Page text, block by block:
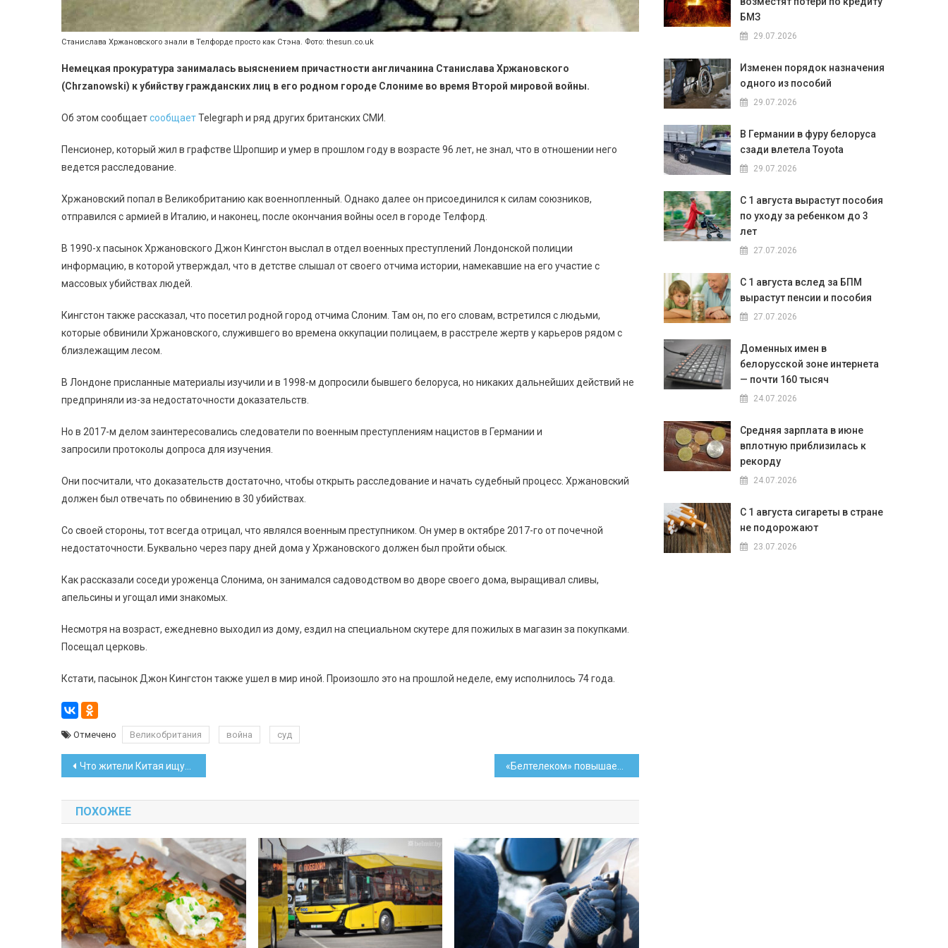
Станислава Хржановского знали в Телфорде просто как Стэна. Фото: thesun.co.uk
Немецкая прокуратура занималась выяснением причастности англичанина Станислава Хржановского
(Chrzanowski) к убийству гражданских лиц в его родном городе Слониме во время Второй мировой войны.
Об этом сообщаетсообщаетTelegraph и ряд других британских СМИ.
Пенсионер, который жил в графстве Шропшир и умер в прошлом году в возрасте 96 лет, не знал, что в отношении него
ведется расследование.
Хржановский попал в Великобританию как военнопленный. Однако далее он присоединился к силам союзников,
отправился с армией в Италию, и наконец, после окончания войны осел в городе Телфорд.
В 1990-х пасынок Хржановского Джон Кингстон выслал в отдел военных преступлений Лондонской полиции
информацию, в которой утверждал, что в детстве слышал от своего отчима истории, намекавшие на его участие с
массовых убийствах людей.
Кингстон также рассказал, что посетил родной город отчима Слоним. Там он, по его словам, встретился с людьми,
которые обвинили Хржановского, служившего во времена оккупации полицаем, в расстреле жертв у карьеров рядом с
близлежащим лесом.
В Лондоне присланные материалы изучили и в 1998-м допросили бывшего белоруса, но никаких дальнейших действий не
предприняли из-за недостаточности доказательств.
Но в 2017-м делом заинтересовались следователи по военным преступлениям нацистов в Германии и
запросили протоколы допросадля изучения.
Они посчитали, что доказательств достаточно, чтобы открыть расследование и начать судебный процесс. Хржановский
должен был отвечать по обвинению в 30 убийствах.
Со своей стороны, тот всегда отрицал, что являлся военным преступником. Он умер в октябре 2017-го от почечной
недостаточности. Буквально через пару дней дома у Хржановского должен был пройти обыск.
Как рассказали соседи уроженца Слонима, он занимался садоводством во дворе своего дома, выращивал сливы,
апельсины и угощал ими знакомых.
Несмотря на возраст, ежедневно выходил из дому, ездил на специальном скутере для пожилых в магазин за покупками.
Посещал церковь.
Кстати, пасынок Джон Кингстон также ушел в мир иной. Произошло это на прошлой неделе, ему исполнилось 74 года.
Отмечено Великобритания война суд
Навигация
по
записям
Что жители Китая ищут в интернете о Беларуси? «Белтелеком» повышает с 1 апреля тарифы на доступ в интернет
ПОХОЖЕЕ
БМЗ
29.07.2026
Изменен порядок назначения
одного из пособий
29.07.2026
В Германии в фуру белоруса
сзади влетела Toyota
29.07.2026
С 1 августа вырастут пособия
по уходу за ребенком до 3
лет
27.07.2026
С 1 августа вслед за БПМ
вырастут пенсии и пособия
27.07.2026
Доменных имен в
белорусской зоне интернета
— почти 160 тысяч
24.07.2026
Средняя зарплата в июне
вплотную приблизилась к
рекорду
24.07.2026
С 1 августа сигареты в стране
не подорожают
23.07.2026